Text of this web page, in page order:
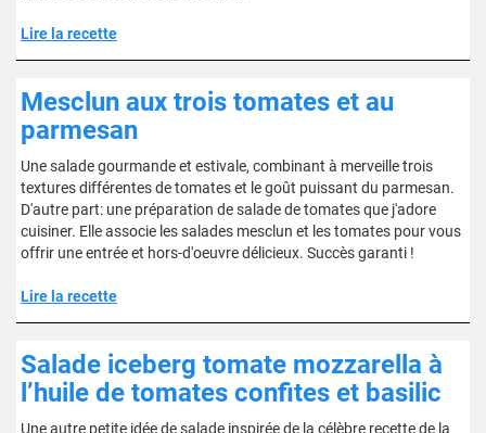
Lire la recette
Mesclun aux trois tomates et au
parmesan
Une salade gourmande et estivale, combinant à merveille trois
textures différentes de tomates et le goût puissant du parmesan.
D'autre part: une préparation de salade de tomates que j'adore
cuisiner. Elle associe les salades mesclun et les tomates pour vous
offrir une entrée et hors-d'oeuvre délicieux. Succès garanti !
Lire la recette
Salade iceberg tomate mozzarella à
l’huile de tomates confites et basilic
Une autre petite idée de salade inspirée de la célèbre recette de la